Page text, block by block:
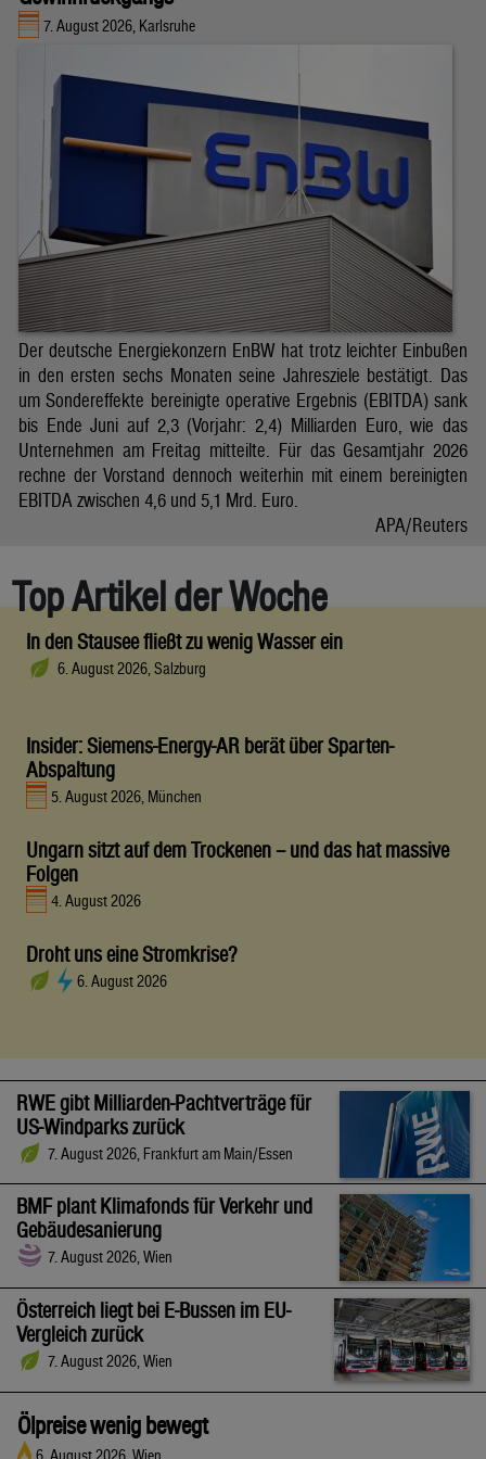
7. August 2026, Karlsruhe
Der deutsche Energiekonzern EnBW hat trotz leichter Einbußen
in den ersten sechs Monaten seine Jahresziele bestätigt. Das
um Sondereffekte bereinigte operative Ergebnis (EBITDA) sank
bis Ende Juni auf 2,3 (Vorjahr: 2,4) Milliarden Euro, wie das
Unternehmen am Freitag mitteilte. Für das Gesamtjahr 2026
rechne der Vorstand dennoch weiterhin mit einem bereinigten
EBITDA zwischen 4,6 und 5,1 Mrd. Euro.
APA/Reuters
Top Artikel der Woche
In den Stausee fließt zu wenig Wasser ein
6. August 2026, Salzburg
Insider: Siemens-Energy-AR berät über Sparten-
Abspaltung
5. August 2026, München
Ungarn sitzt auf dem Trockenen – und das hat massive
Folgen
4. August 2026
Droht uns eine Stromkrise?
6. August 2026
RWE gibt Milliarden-Pachtverträge für
US-Windparks zurück
7. August 2026, Frankfurt am Main/Essen
BMF plant Klimafonds für Verkehr und
Gebäudesanierung
7. August 2026, Wien
Österreich liegt bei E-Bussen im EU-
Vergleich zurück
7. August 2026, Wien
Ölpreise wenig bewegt